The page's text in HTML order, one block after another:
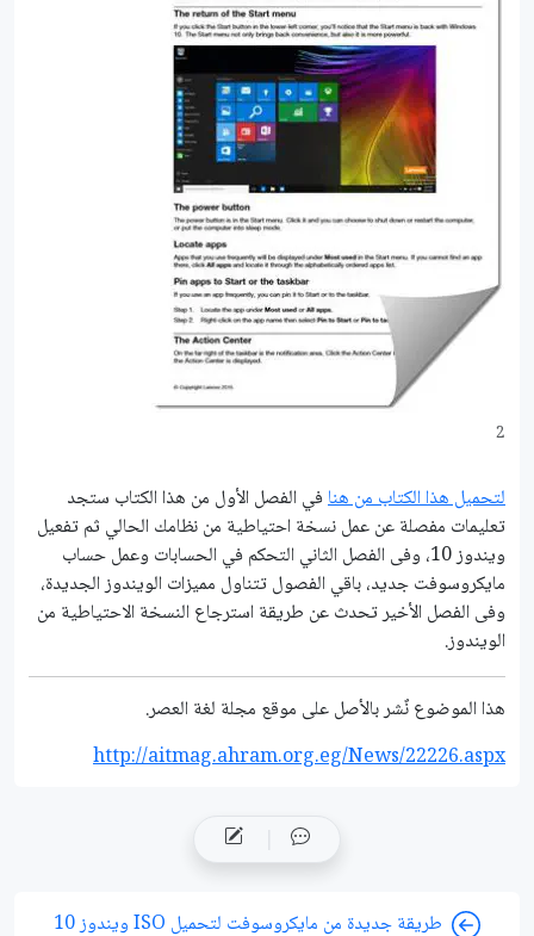
2
لتحميل هذا الكتاب من هنافي الفصل الأول من هذا الكتاب ستجد
تعليمات مفصلة عن عمل نسخة احتياطية من نظامك الحالي ثم تفعيل
ويندوز 10، وفى الفصل الثاني التحكم في الحسابات وعمل حساب
مايكروسوفت جديد، باقي الفصول تتناول مميزات الويندوز الجديدة،
وفى الفصل الأخير تحدث عن طريقة استرجاع النسخة الاحتياطية من
الويندوز.
هذا الموضوع نٌشر باﻷصل على موقع مجلة لغة العصر.
http://aitmag.ahram.org.eg/News/22226.aspx
طريقة جديدة من مايكروسوفت لتحميل ISO ويندوز 10